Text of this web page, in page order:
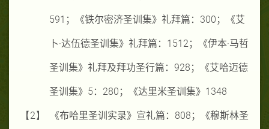
591 ；《铁尔密济圣训集》礼拜篇： 300 ；《艾
卜·达伍德圣训集》礼拜篇： 1512；《伊本·马哲
圣训集》礼拜及拜功圣行篇： 928 ；《艾哈迈德
圣训集》 5 ： 280 ；《达里米圣训集》 1348
【2】 《布哈里圣训实录》宣礼篇： 808 ；《穆斯林圣